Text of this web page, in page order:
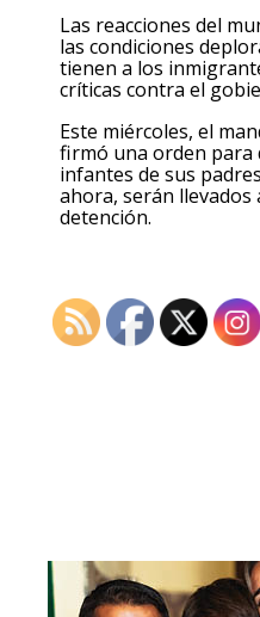
Las reacciones del
las condiciones
tienen a los
críticas contra el
Este miércoles, el
firmó una orden para
infantes de sus
ahora, serán llevados
detención.